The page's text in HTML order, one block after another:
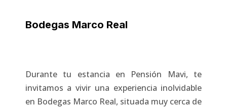
Bodegas Marco Real
Durante tu estancia en Pensión Mavi, te
invitamos a vivir una experiencia inolvidable
en Bodegas Marco Real, situada muy cerca de